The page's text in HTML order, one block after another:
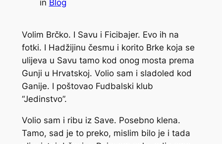
in Blog
Volim Brčko. I Savu i Ficibajer. Evo ih na
fotki. I Hadžijinu česmu i korito Brke koja se
ulijeva u Savu tamo kod onog mosta prema
Gunji u Hrvatskoj. Volio sam i sladoled kod
Ganije. I poštovao Fudbalski klub
“Jedinstvo”.
Volio sam i ribu iz Save. Posebno klena.
Tamo, sad je to preko, mislim bilo je i tada